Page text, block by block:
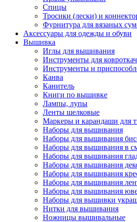
Спицы
Тросики (лески) и
Фурнитура для вязаных
Аксессуары для одежды и обуви
Вышивка
Иглы для вышивания
Инструменты для
Инструменты и
Канва
Канитель
Книги по вышивке
Лампы, лупы
Ленты шелковые
Маркеры и карандаши для
Наборы для вышивания
Наборы для вышивания
Наборы для вышивания в
Наборы для вышивания
Наборы для вышивания
Наборы для вышивания
Наборы для вышивания
Наборы для вышивания
Наборы для вышивки
Нитки для вышивания
Ножницы вышивальные